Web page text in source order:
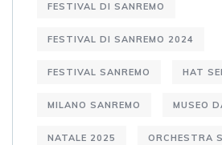
FESTIVAL DI SANREMO
FESTIVAL DI SANREMO 2024
FESTIVAL SANREMO HAT
MILANO SANREMO MUSEO
NATALE 2025 ORCHESTRA